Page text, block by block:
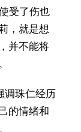
受了伤也
，就是想
并不能将
调珠仁经历
的情绪和